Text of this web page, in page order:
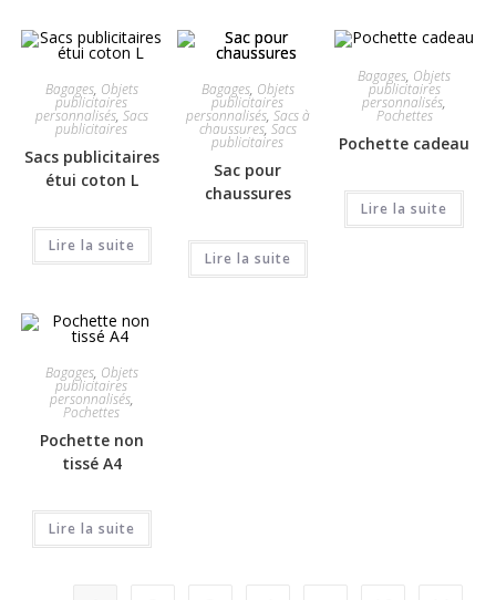
Bagages, Objets
publicitaires
personnalisés, Sacs
publicitaires
Sacs publicitaires
étui coton L
Lire la suite
Bagages, Objets
publicitaires
personnalisés, Sacs à
chaussures,Sacs
publicitaires
Sac pour
chaussures
Lire la suite
Bagages, Objets
publicitaires
personnalisés,
Pochettes
Pochette cadeau
Lire la suite
Bagages, Objets
publicitaires
personnalisés,
Pochettes
Pochette non
tissé A4
Lire la suite